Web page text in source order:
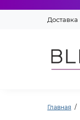
Доставка
Главная